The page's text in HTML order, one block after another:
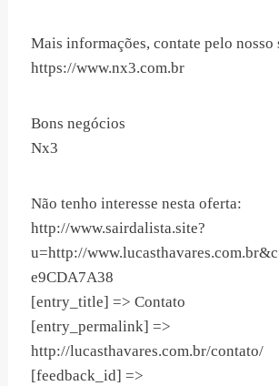
Mais informações, contate pelo nosso
https://www.nx3.com.br
Bons negócios
Nx3
Não tenho interesse nesta oferta:
http://www.sairdalista.site?
u=http://
e9CDA7A38
[entry_title] => Contato
[entry_permalink] =>
http://lucasthavares.com.br/contato/
[feedback_id] =>